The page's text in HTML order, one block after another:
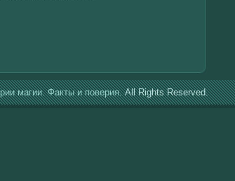
магии. Факты и поверия.All Rights Reserved.